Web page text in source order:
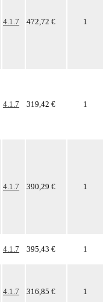
4.1.7 472,72 € 1
4.1.7 319,42 € 1
4.1.7 390,29 € 1
4.1.7 395,43 € 1
4.1.7 316,85 € 1